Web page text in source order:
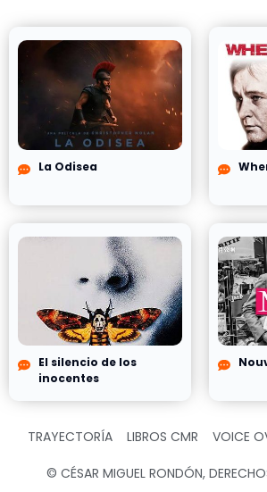
La Odisea
El silencio de los
inocentes
TRAYECTORÍA LIBROS CMR VOICE
© CÉSAR MIGUEL RONDÓN,